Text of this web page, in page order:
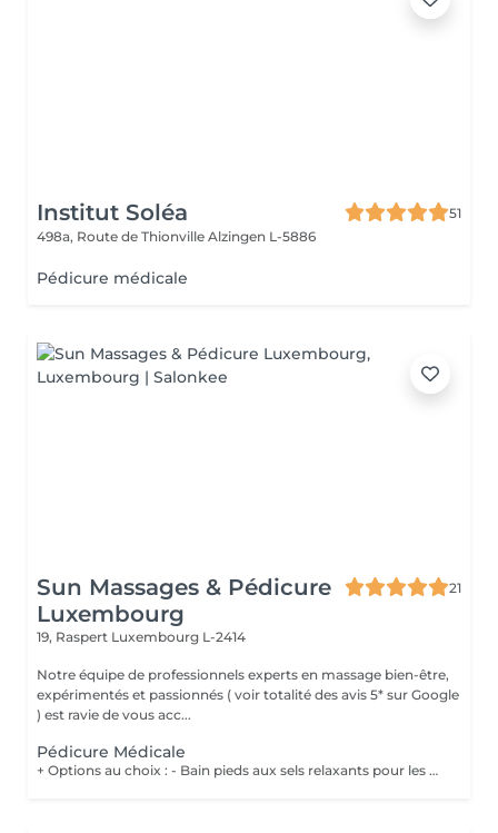
Institut Soléa
51
498a, Route de Thionville Alzingen L-5886
Pédicure médicale
Sun Massages & Pédicure
Luxembourg
21
19, Raspert Luxembourg L-2414
Notre équipe de professionnels experts en massage bien-être,
expérimentés et passionnés ( voir totalité des avis 5* sur Google
) est ravie de vous acc...
Pédicure Médicale
+ Options au choix : - Bain pieds aux sels relaxants pour les pieds fatigués et préparer les pieds au soin 20€ - Gommage pieds pour des pieds doux et hydratés 20€ - Massage des pieds 55 minutes 90€ Les soins de pédicurie médicale sont non seulement destinés à traiter les problèmes de pieds de manière curative mais également de manière préventive, en contribuant à votre confort lors de la marche ou de vos éventuelles activités sportives. Un soin régulier peut vous éviter des problèmes et des douleurs aux pieds dus à l'apparition de crevasses, durillons, cors, ... Vous devez néanmoins consulter sans attendre lorsque : Vous ressentez une gêne lors de la marche (n'attendez pas de ressentir de la douleur !) ; Vous constatez l'apparition de mycose, cor, callosité, il de perdrix ou ongle incarné, ...